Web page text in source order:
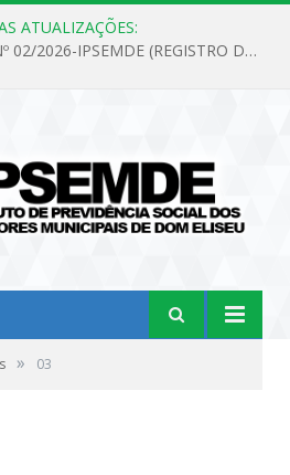
ATUALIZAÇÕES:
PREGÃO ELETRÔNICO Nº 02/2026-IPSEMDE (REGISTRO DE PREÇOS PARA FUTURA E EVENTUAL AQUISIÇÃO DE MATERIAL DE LIMPEZA E GÊNEROS ALIMENTÍCIOS PARA ATENDER AS NECESSIDADES DO INSTITUTO DE PREVIDÊNCIA SOCIAL DOS SERVIDORES MUNICIPAIS DE DOM ELISEU.)
» 03